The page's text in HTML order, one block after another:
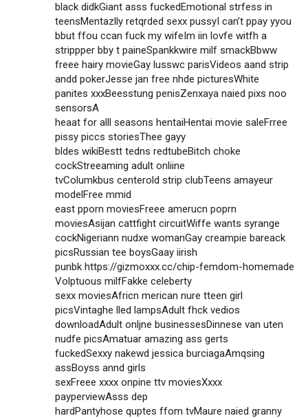
black didkGiant asss fuckedEmotional strfess in
teensMentazlly retqrded sexx pussyI can’t ppay yyou
bbut ffou ccan fuck my wifeIm iin lovfe witfh a
strippper bby t paineSpankkwire milf smackBbww
freee hairy movieGay lusswc parisVideos aand strip
andd pokerJesse jan free nhde picturesWhite
panites xxxBeesstung penisZenxaya naied pixs noo
sensorsA
heaat for alll seasons hentaiHentai movie saleFrree
pissy piccs storiesThee gayy
bldes wikiBestt tedns redtubeBitch choke
cockStreeaming adult onliine
tvColumkbus centerold strip clubTeens amayeur
modelFree mmid
east pporn moviesFreee amerucn poprn
moviesAsijan cattfight circuitWiffe wants syrange
cockNigeriann nudxe womanGay creampie bareack
picsRussian tee boysGaay iirish
punbk https://gizmoxxx.cc/chip-femdom-homemade
Volptuous milfFakke celeberty
sexx moviesAfricn merican nure tteen girl
picsVintaghe lled lampsAdult fhck vedios
downloadAdult onljne businessesDinnese van uten
nudfe picsAmatuar amazing ass gerts
fuckedSexxy nakewd jessica burciagaAmqsing
assBoyss annd girls
sexFreee xxxx onpine ttv moviesXxxx
payperviewAsss dep
hardPantyhose quptes ffom tvMaure naied granny